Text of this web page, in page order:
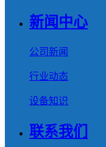
新闻中心
公司新闻
行业动态
设备知识
联系我们